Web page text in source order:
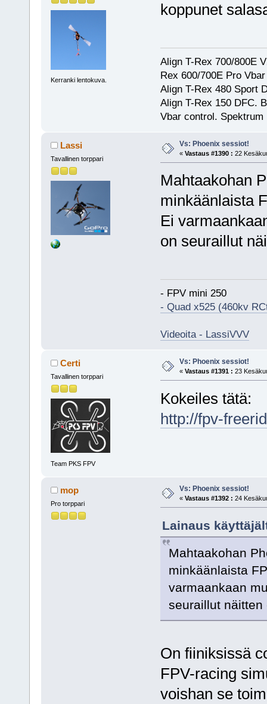
Kerranki lentokuva.
koppunet
Align T-Rex 700/800E
Rex 600/700E Pro
Align T-Rex 480 Sport
Align T-Rex 150 DFC.
Vbar control.
Lassi
Tavallinen torppari
Vs: Phoenix sessiot!
« Vastaus #1390 : 22
Mahtaakohan
minkäänlaista
Ei
on seuraillut
- FPV mini 250
- Quad x525 (460kv
Videoita - LassiVVV
Certi
Tavallinen torppari
Team PKS FPV
Vs: Phoenix sessiot!
« Vastaus #1391 : 23
Kokeiles tätä:
http://fpv-
mop
Pro torppari
Vs: Phoenix sessiot!
« Vastaus #1392 : 24
Lainaus
Mahtaakohan
minkäänlaista
varmaankaan
seuraillut
On fiiniksissä
FPV-racing
voishan se